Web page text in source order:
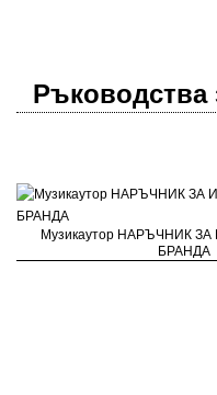
Музикаутор НАРЪЧНИК
БРАНДА